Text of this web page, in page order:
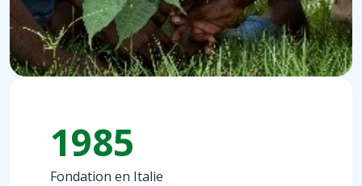
1985
Fondation en Italie